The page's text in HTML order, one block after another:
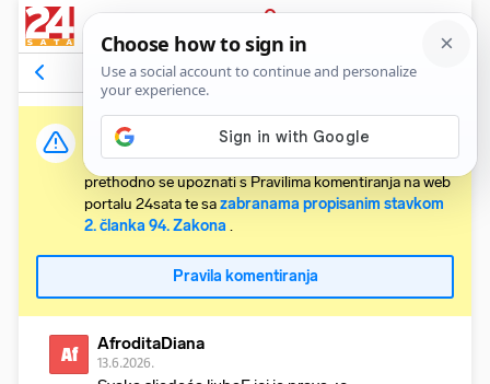
PRIJAVA
Komentari4 Relevantni
Važna obavijest:
Svaki korisnik koji želi komentirati članke obvezan je
prethodno se upoznati s Pravilima komentiranja na web
portalu 24sata te sazabranama propisanim stavkom
2. članka 94. Zakona .
Pravila komentiranja
Af AfroditaDiana
13.6.2026.